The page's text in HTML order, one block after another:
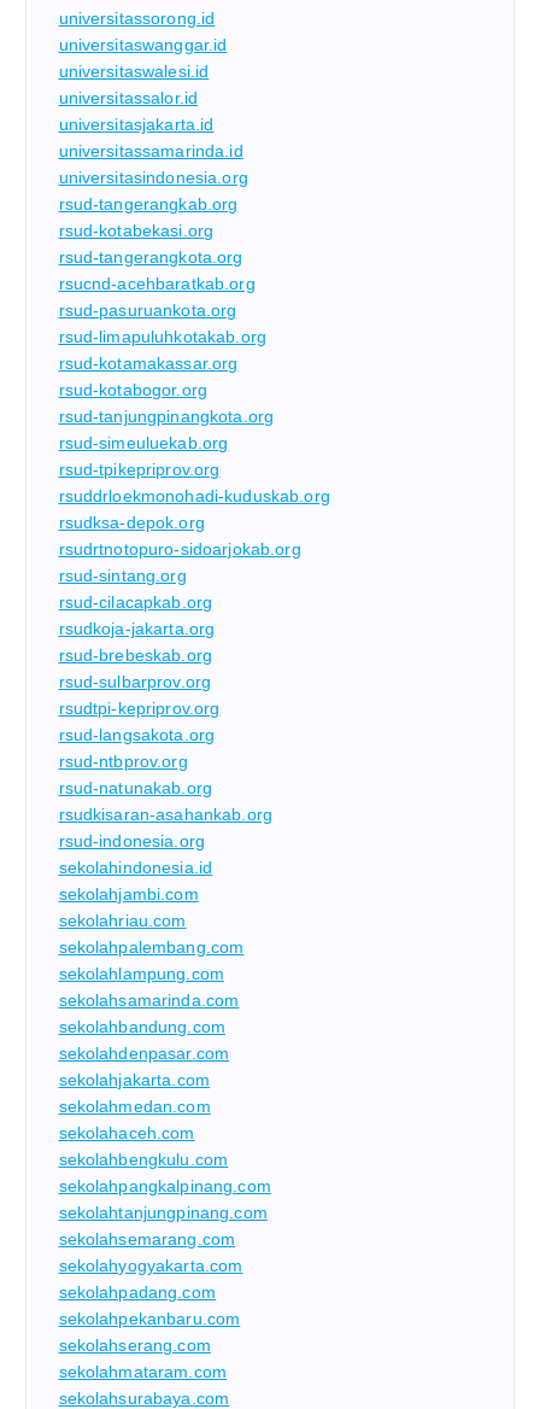
universitassorong.id
universitaswanggar.id
universitaswalesi.id
universitassalor.id
universitasjakarta.id
universitassamarinda.id
universitasindonesia.org
rsud-tangerangkab.org
rsud-kotabekasi.org
rsud-tangerangkota.org
rsucnd-acehbaratkab.org
rsud-pasuruankota.org
rsud-limapuluhkotakab.org
rsud-kotamakassar.org
rsud-kotabogor.org
rsud-tanjungpinangkota.org
rsud-simeuluekab.org
rsud-tpikepriprov.org
rsuddrloekmonohadi-kuduskab.org
rsudksa-depok.org
rsudrtnotopuro-sidoarjokab.org
rsud-sintang.org
rsud-cilacapkab.org
rsudkoja-jakarta.org
rsud-brebeskab.org
rsud-sulbarprov.org
rsudtpi-kepriprov.org
rsud-langsakota.org
rsud-ntbprov.org
rsud-natunakab.org
rsudkisaran-asahankab.org
rsud-indonesia.org
sekolahindonesia.id
sekolahjambi.com
sekolahriau.com
sekolahpalembang.com
sekolahlampung.com
sekolahsamarinda.com
sekolahbandung.com
sekolahdenpasar.com
sekolahjakarta.com
sekolahmedan.com
sekolahaceh.com
sekolahbengkulu.com
sekolahpangkalpinang.com
sekolahtanjungpinang.com
sekolahsemarang.com
sekolahyogyakarta.com
sekolahpadang.com
sekolahpekanbaru.com
sekolahserang.com
sekolahmataram.com
sekolahsurabaya.com